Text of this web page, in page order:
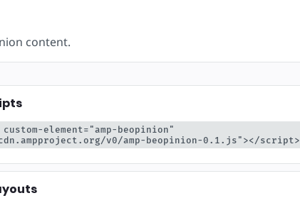
content.
element="amp-beopinion"
v0/amp-beopinion-0.1.js"></script>